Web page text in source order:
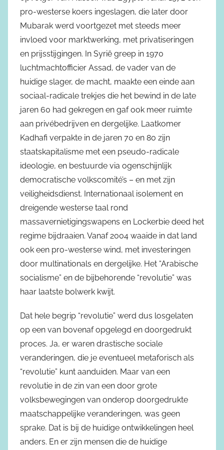
pro-westerse koers ingeslagen, die later door
Mubarak werd voortgezet met steeds meer
invloed voor marktwerking, met privatiseringen
en prijsstijgingen. In Syrië greep in 1970
luchtmachtofficier Assad, de vader van de
huidige slager, de macht, maakte een einde aan
sociaal-radicale trekjes die het bewind in de late
jaren 60 had gekregen en gaf ook meer ruimte
aan privébedrijven en dergelijke. Laatkomer
Kadhafi verpakte in de jaren 70 en 80 zijn
staatskapitalisme met een pseudo-radicale
ideologie, en bestuurde via ogenschijnlijk
democratische volkscomité’s – en met zijn
veiligheidsdienst. Internationaal isolement en
dreigende westerse taal rond
massavernietigingswapens en Lockerbie deed het
regime bijdraaien. Vanaf 2004 waaide in dat land
ook een pro-westerse wind, met investeringen
door multinationals en dergelijke. Het “Arabische
socialisme” en de bijbehorende “revolutie” was
haar laatste bolwerk kwijt.
Dat hele begrip “revolutie” werd dus losgelaten
op een van bovenaf opgelegd en doorgedrukt
proces. Ja, er waren drastische sociale
veranderingen, die je eventueel metaforisch als
“revolutie” kunt aanduiden. Maar van een
revolutie in de zin van een door grote
volksbewegingen van onderop doorgedrukte
maatschappelijke veranderingen, was geen
sprake. Dat is bij de huidige ontwikkelingen heel
anders. En er zijn mensen die de huidige